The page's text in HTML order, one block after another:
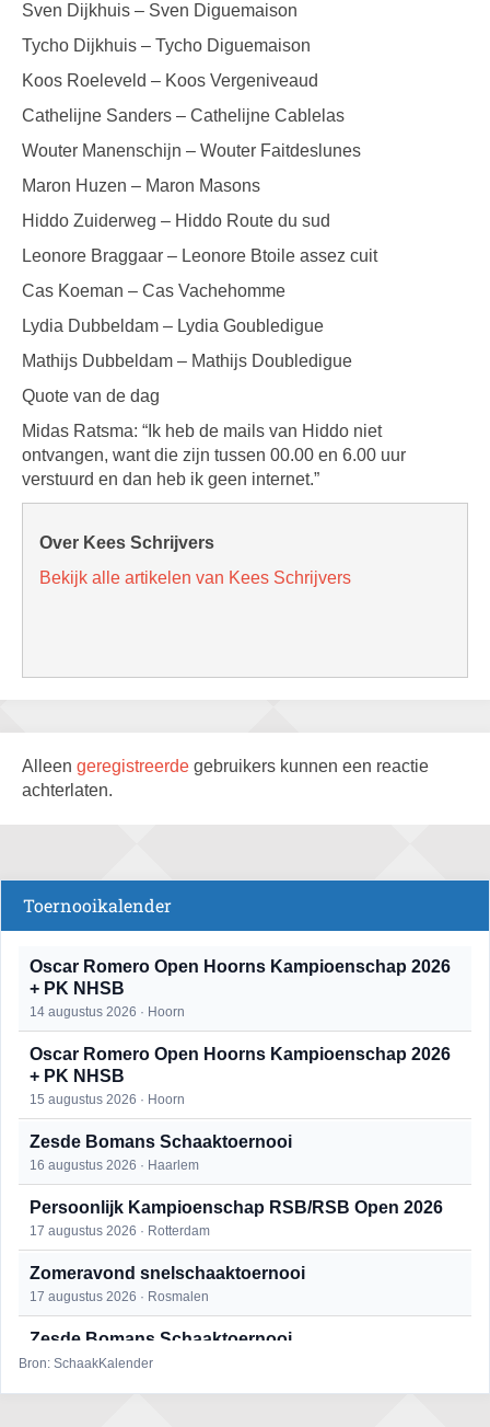
Sven Dijkhuis – Sven Diguemaison
Tycho Dijkhuis – Tycho Diguemaison
Koos Roeleveld – Koos Vergeniveaud
Cathelijne Sanders – Cathelijne Cablelas
Wouter Manenschijn – Wouter Faitdeslunes
Maron Huzen – Maron Masons
Hiddo Zuiderweg – Hiddo Route du sud
Leonore Braggaar – Leonore Btoile assez cuit
Cas Koeman – Cas Vachehomme
Lydia Dubbeldam – Lydia Goubledigue
Mathijs Dubbeldam – Mathijs Doubledigue
Quote van de dag
Midas Ratsma: “Ik heb de mails van Hiddo niet
ontvangen, want die zijn tussen 00.00 en 6.00 uur
verstuurd en dan heb ik geen internet.”
Over Kees Schrijvers
Bekijk alle artikelen van Kees Schrijvers
Alleen geregistreerde gebruikers kunnen een reactie
achterlaten.
Toernooikalender
Oscar Romero Open Hoorns Kampioenschap 2026
+ PK NHSB
14 augustus 2026 · Hoorn
Oscar Romero Open Hoorns Kampioenschap 2026
+ PK NHSB
15 augustus 2026 · Hoorn
Zesde Bomans Schaaktoernooi
16 augustus 2026 · Haarlem
Persoonlijk Kampioenschap RSB/RSB Open 2026
17 augustus 2026 · Rotterdam
Zomeravond snelschaaktoernooi
17 augustus 2026 · Rosmalen
Zesde Bomans Schaaktoernooi
17 augustus 2026 · Haarlem
Bron: SchaakKalender